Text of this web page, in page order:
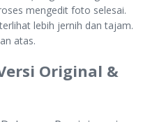
mengedit foto selesai.
lebih jernih dan tajam.
atas.
Original &